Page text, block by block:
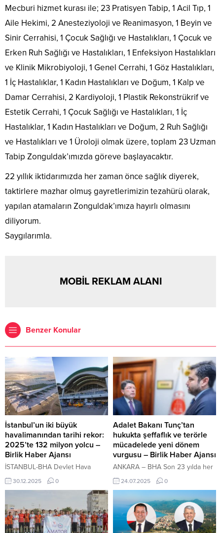
Mecburi hizmet kurası ile; 23 Pratisyen Tabip, 1 Acil Tıp, 1
Aile Hekimi, 2 Anesteziyoloji ve Reanimasyon, 1 Beyin ve
Sinir Cerrahisi, 1 Çocuk Sağlığı ve Hastalıkları, 1 Çocuk ve
Erken Ruh Sağlığı ve Hastalıkları, 1 Enfeksiyon Hastalıkları
ve Klinik Mikrobiyoloji, 1 Genel Cerrahi, 1 Göz Hastalıkları,
1 İç Hastalıklar, 1 Kadın Hastalıkları ve Doğum, 1 Kalp ve
Damar Cerrahisi, 2 Kardiyoloji, 1 Plastik Rekonstrükrif ve
Estetik Cerrahi, 1 Çocuk Sağlığı ve Hastalıkları, 1 İç
Hastalıklar, 1 Kadın Hastalıkları ve Doğum, 2 Ruh Sağlığı
ve Hastalıkları ve 1 Üroloji olmak üzere, toplam 23 Uzman
Tabip Zonguldak’ımızda göreve başlayacaktır.
22 yıllık iktidarımızda her zaman önce sağlık diyerek,
taktirlere mazhar olmuş gayretlerimizin tezahürü olarak,
yapılan atamaların Zonguldak’ımıza hayırlı olmasını
diliyorum.
Saygılarımla.
MOBİL REKLAM ALANI
Benzer Konular
İstanbul’un iki büyük
havalimanından tarihi rekor:
2025’te 132 milyon yolcu –
Birlik Haber Ajansı
İSTANBUL-BHA Devlet Hava
Meydanları İşletmesi (DHMİ)
Genel Müdürlüğü ve havalimanı
verilere göre, İstanbul’un iki ana
havalimanı 2025’i rekorlarla
kapattı. İstanbul Havalimanı’ndan
30.12.2025 0
Adalet Bakanı Tunç’tan
hukukta şeffaflık ve terörle
mücadelede yeni dönem
vurgusu – Birlik Haber Ajansı
ANKARA – BHA Son 23 yılda her
türlü ayrımcılığı ortadan kaldıran
bir anlayışla ilerlediklerini
söyleyen Tunç, 40 yıllık terörle
mücadelenin ardından gelinen
noktada Türkiye’nin artık yeni bir
anayasa inşa etmeye hazır
24.07.2025 0